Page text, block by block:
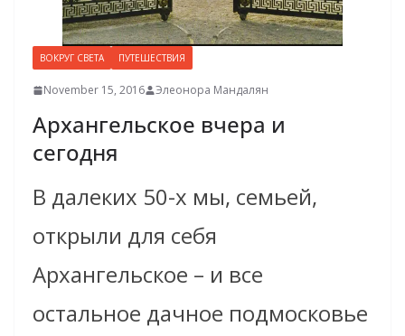
ВОКРУГ СВЕТА ПУТЕШЕСТВИЯ
November 15, 2016 Элеонора Мандалян
Архангельское вчера и
сегодня
В далеких 50-х мы, семьей,
открыли для себя
Архангельское – и все
остальное дачное подмосковье